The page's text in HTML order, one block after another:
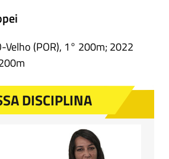
(POR), 1° 200m; 2022
DISCIPLINA